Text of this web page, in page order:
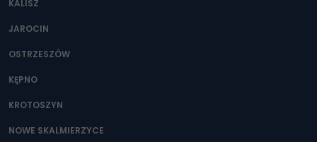
Można to zrobić pod numerem telefonu 62 735-51-05 lub
KALISZ
JAROCIN
OSTRZESZÓW
KĘPNO
KROTOSZYN
NOWE SKALMIERZYCE